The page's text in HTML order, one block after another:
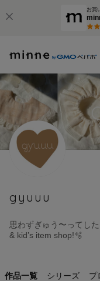
お買
gyuuu
思わずぎゅう〜ってし
& kid’s item shop!🫧
作品一覧 シリーズ プ